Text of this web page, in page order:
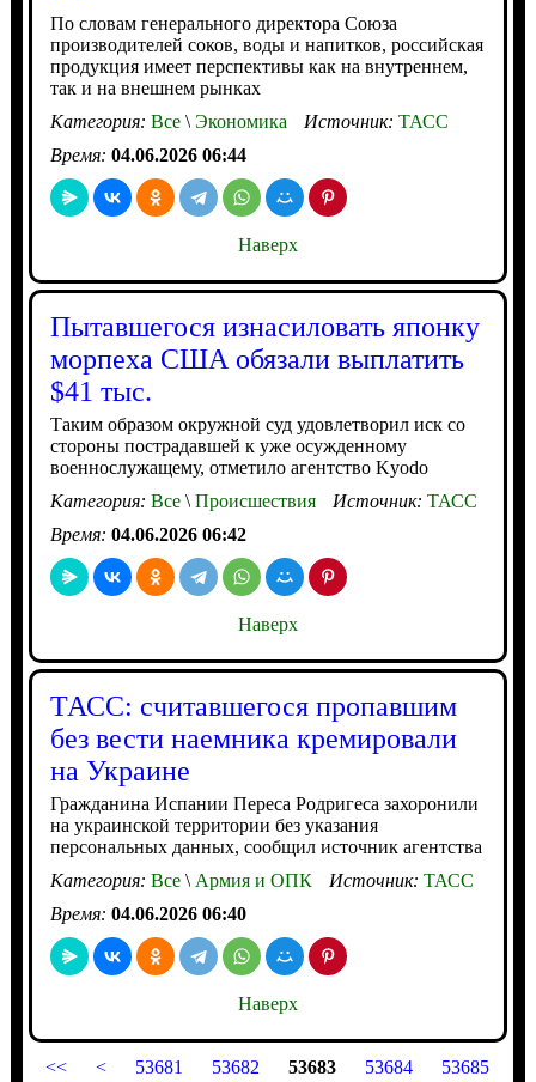
По словам генерального директора Союза
производителей соков, воды и напитков, российская
продукция имеет перспективы как на внутреннем,
так и на внешнем рынках
Категория: Все\Экономика Источник: ТАСС
Время: 04.06.2026 06:44
Наверх
Пытавшегося изнасиловать японку
морпеха США обязали выплатить
$41 тыс.
Таким образом окружной суд удовлетворил иск со
стороны пострадавшей к уже осужденному
военнослужащему, отметило агентство Kyodo
Категория: Все\Происшествия Источник: ТАСС
Время: 04.06.2026 06:42
Наверх
ТАСС: считавшегося пропавшим
без вести наемника кремировали
на Украине
Гражданина Испании Переса Родригеса захоронили
на украинской территории без указания
персональных данных, сообщил источник агентства
Категория: Все\Армия и ОПК Источник: ТАСС
Время: 04.06.2026 06:40
Наверх
<< < 53681 53682 53683 53684 53685